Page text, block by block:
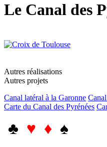
Le Canal des
Autres réalisations
Autres projets
Canal latéral à la Garonne
Carte du Canal des Pyrénées
♣ ♥ ♦ ♠